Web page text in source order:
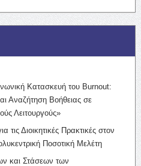
Κατασκευή του Burnout:
Αναζήτηση Βοήθειας σε
Λειτουργούς»
τις Διοικητικές Πρακτικές στον
Ποσοτική Μελέτη
και Στάσεων των